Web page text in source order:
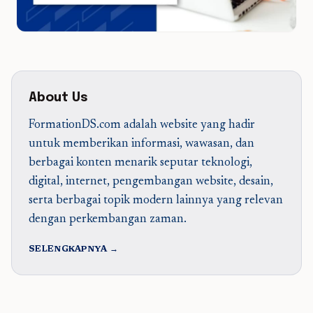
About Us
FormationDS.com adalah website yang hadir
untuk memberikan informasi, wawasan, dan
berbagai konten menarik seputar teknologi,
digital, internet, pengembangan website, desain,
serta berbagai topik modern lainnya yang relevan
dengan perkembangan zaman.
SELENGKAPNYA →